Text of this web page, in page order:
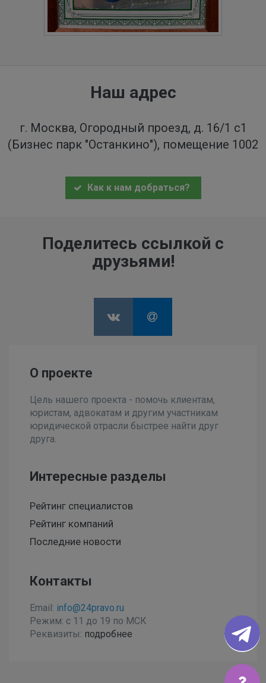
Наш адрес
г. Москва, Огородный проезд, д. 16/1 с1
(Бизнес парк "Останкино"), помещение 1002
Как к нам добраться?
Поделитесь ссылкой с
друзьями!
О проекте
Цель нашего проекта - помочь клиентам,
юристам, адвокатам и другим участникам
юридической отрасли быстрее найти друг
друга.
Интересные разделы
Рейтинг специалистов
Рейтинг компаний
Последние новости
Контакты
Email: info@24pravo.ru
Режим: с 11 до 19 по МСК
Реквизиты: подробнее